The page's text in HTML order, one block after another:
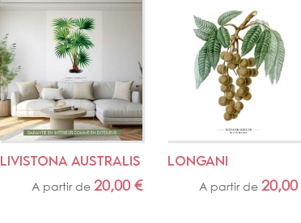
LIVISTONA AUSTRALIS
A partir de 20,00€
LONGANI
A partir de 20,00